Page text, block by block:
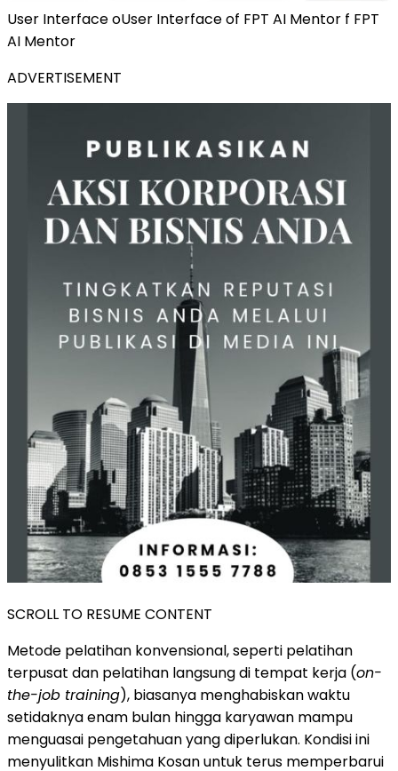
User Interface oUser Interface of FPT AI Mentor f FPT
AI Mentor
ADVERTISEMENT
SCROLL TO RESUME CONTENT
Metode pelatihan konvensional, seperti pelatihan
terpusat dan pelatihan langsung di tempat kerja (on-
the-job training), biasanya menghabiskan waktu
setidaknya enam bulan hingga karyawan mampu
menguasai pengetahuan yang diperlukan. Kondisi ini
menyulitkan Mishima Kosan untuk terus memperbarui